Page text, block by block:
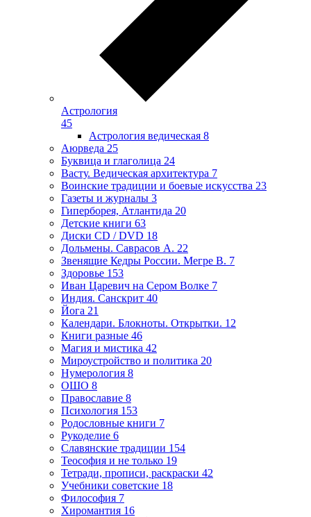
Астрология
45
Астрология ведическая 8
Аюрведа 25
Буквица и глаголица 24
Васту. Ведическая архитектура 7
Воинские традиции и боевые искусства 23
Газеты и журналы 3
Гиперборея, Атлантида 20
Детские книги 63
Диски CD / DVD 18
Дольмены. Саврасов А. 22
Звенящие Кедры России. Мегре В. 7
Здоровье 153
Иван Царевич на Сером Волке 7
Индия. Санскрит 40
Йога 21
Календари. Блокноты. Открытки. 12
Книги разные 46
Магия и мистика 42
Мироустройство и политика 20
Нумерология 8
ОШО 8
Православие 8
Психология 153
Родословные книги 7
Рукоделие 6
Славянские традиции 154
Теософия и не только 19
Тетради, прописи, раскраски 42
Учебники советские 18
Философия 7
Хиромантия 16